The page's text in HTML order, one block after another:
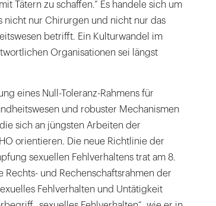
Tätern zu schaffen.“ Es handele sich um
nicht nur Chirurgen und nicht nur das
betrifft. Ein Kulturwandel im
Organisationen sei längst
eines Null-Toleranz-Rahmens für
und robuster Mechanismen
sich an jüngsten Arbeiten der
orientieren. Die neue Richtlinie der
sexuellen Fehlverhaltens trat am 8.
Rechts- und Rechenschaftsrahmen der
Fehlverhalten und Untätigkeit